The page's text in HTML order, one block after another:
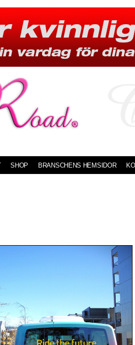
SHOP BRANSCHENS HEMSIDOR